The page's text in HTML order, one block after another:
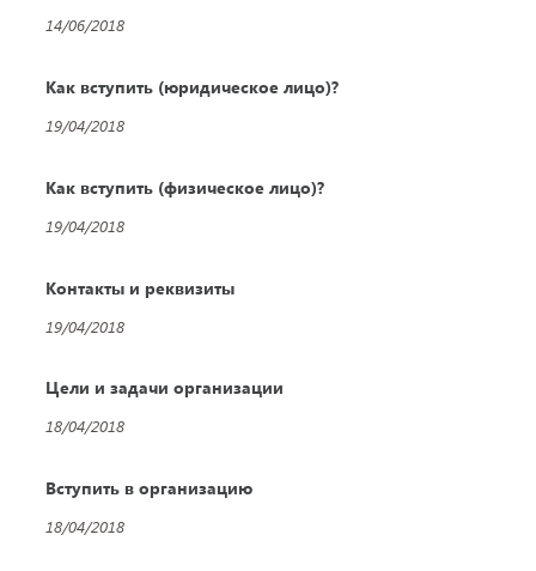
14/06/2018
Как вступить (юридическое лицо)?
19/04/2018
Как вступить (физическое лицо)?
19/04/2018
Контакты и реквизиты
19/04/2018
Цели и задачи организации
18/04/2018
Вступить в организацию
18/04/2018